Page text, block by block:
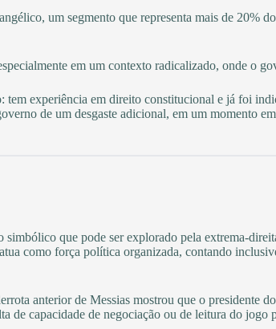
um segmento que representa mais de 20%
em um contexto radicalizado, onde o
experiência em direito constitucional e já foi
de um desgaste adicional, em um momento
que pode ser explorado pela extrema-
como força política organizada, contando
anterior de Messias mostrou que o presidente
de capacidade de negociação ou de leitura do